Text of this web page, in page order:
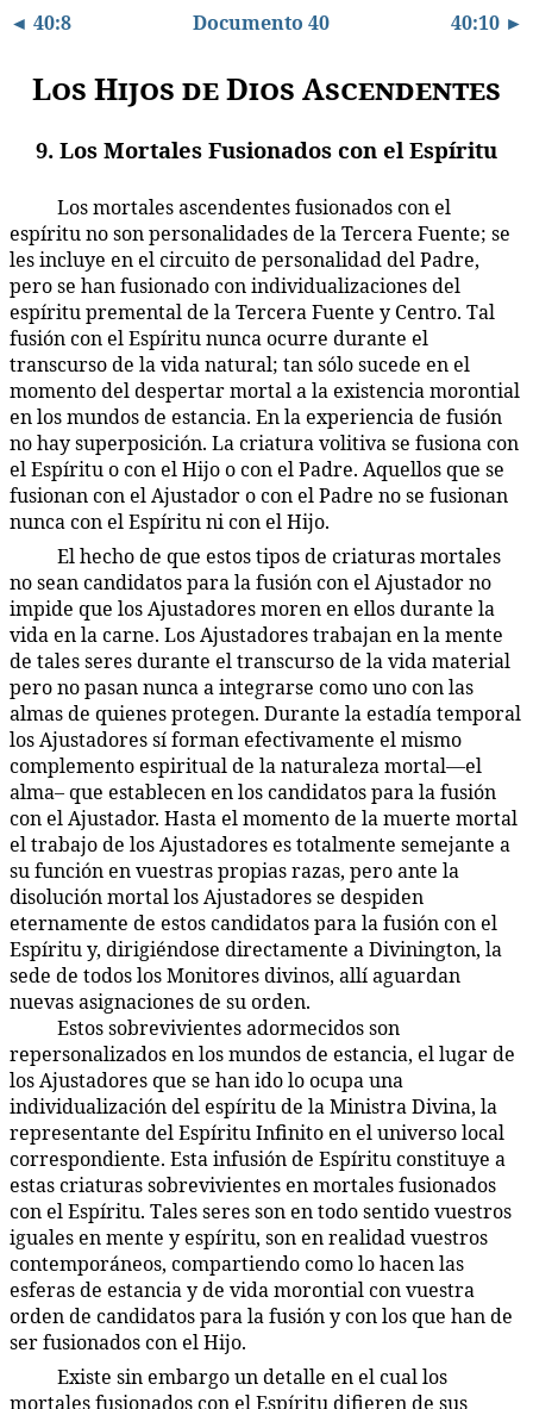
◄ 40:8 Documento 40 40:10 ►
Los Hijos de Dios Ascendentes
9. Los Mortales Fusionados con el Espíritu
Los mortales ascendentes fusionados con el
espíritu no son personalidades de la Tercera Fuente; se
les incluye en el circuito de personalidad del Padre,
pero se han fusionado con individualizaciones del
espíritu premental de la Tercera Fuente y Centro. Tal
fusión con el Espíritu nunca ocurre durante el
transcurso de la vida natural; tan sólo sucede en el
momento del despertar mortal a la existencia morontial
en los mundos de estancia. En la experiencia de fusión
no hay superposición. La criatura volitiva se fusiona con
el Espíritu o con el Hijo o con el Padre. Aquellos que se
fusionan con el Ajustador o con el Padre no se fusionan
nunca con el Espíritu ni con el Hijo.
El hecho de que estos tipos de criaturas mortales
no sean candidatos para la fusión con el Ajustador no
impide que los Ajustadores moren en ellos durante la
vida en la carne. Los Ajustadores trabajan en la mente
de tales seres durante el transcurso de la vida material
pero no pasan nunca a integrarse como uno con las
almas de quienes protegen. Durante la estadía temporal
los Ajustadores sí forman efectivamente el mismo
complemento espiritual de la naturaleza mortal—el
alma– que establecen en los candidatos para la fusión
con el Ajustador. Hasta el momento de la muerte mortal
el trabajo de los Ajustadores es totalmente semejante a
su función en vuestras propias razas, pero ante la
disolución mortal los Ajustadores se despiden
eternamente de estos candidatos para la fusión con el
Espíritu y, dirigiéndose directamente a Divinington, la
sede de todos los Monitores divinos, allí aguardan
nuevas asignaciones de su orden.
Estos sobrevivientes adormecidos son
repersonalizados en los mundos de estancia, el lugar de
los Ajustadores que se han ido lo ocupa una
individualización del espíritu de la Ministra Divina, la
representante del Espíritu Infinito en el universo local
correspondiente. Esta infusión de Espíritu constituye a
estas criaturas sobrevivientes en mortales fusionados
con el Espíritu. Tales seres son en todo sentido vuestros
iguales en mente y espíritu, son en realidad vuestros
contemporáneos, compartiendo como lo hacen las
esferas de estancia y de vida morontial con vuestra
orden de candidatos para la fusión y con los que han de
ser fusionados con el Hijo.
Existe sin embargo un detalle en el cual los
mortales fusionados con el Espíritu difieren de sus